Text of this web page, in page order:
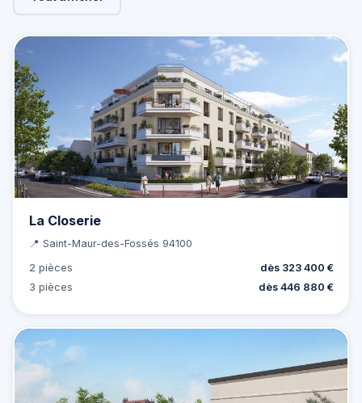
La Closerie
📍 Saint-Maur-des-Fossés 94100
2 pièces
dès 323 400 €
3 pièces
dès 446 880 €